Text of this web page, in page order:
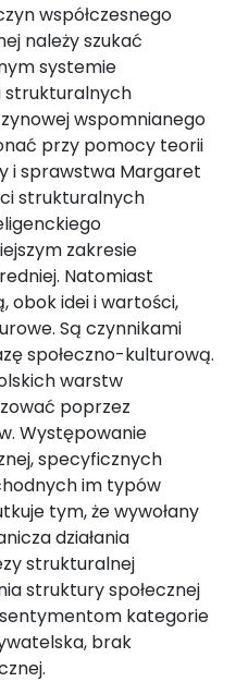
współczesnego
należy szukać
systemie
strukturalnych
wspomnianego
przy pomocy teorii
i sprawstwa Margaret
strukturalnych
zakresie
Natomiast
obok idei i wartości,
Są czynnikami
społeczno-kulturową.
warstw
poprzez
Występowanie
specyficznych
im typów
tym, że wywołany
działania
strukturalnej
struktury społecznej
kategorie
brak